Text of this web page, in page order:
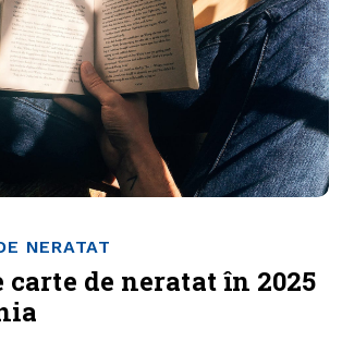
NERATAT
de neratat în 2025